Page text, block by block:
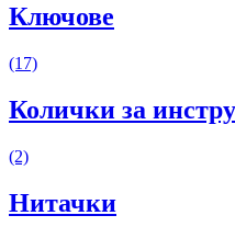
Ключове
(17)
Колички за
(2)
Нитачки